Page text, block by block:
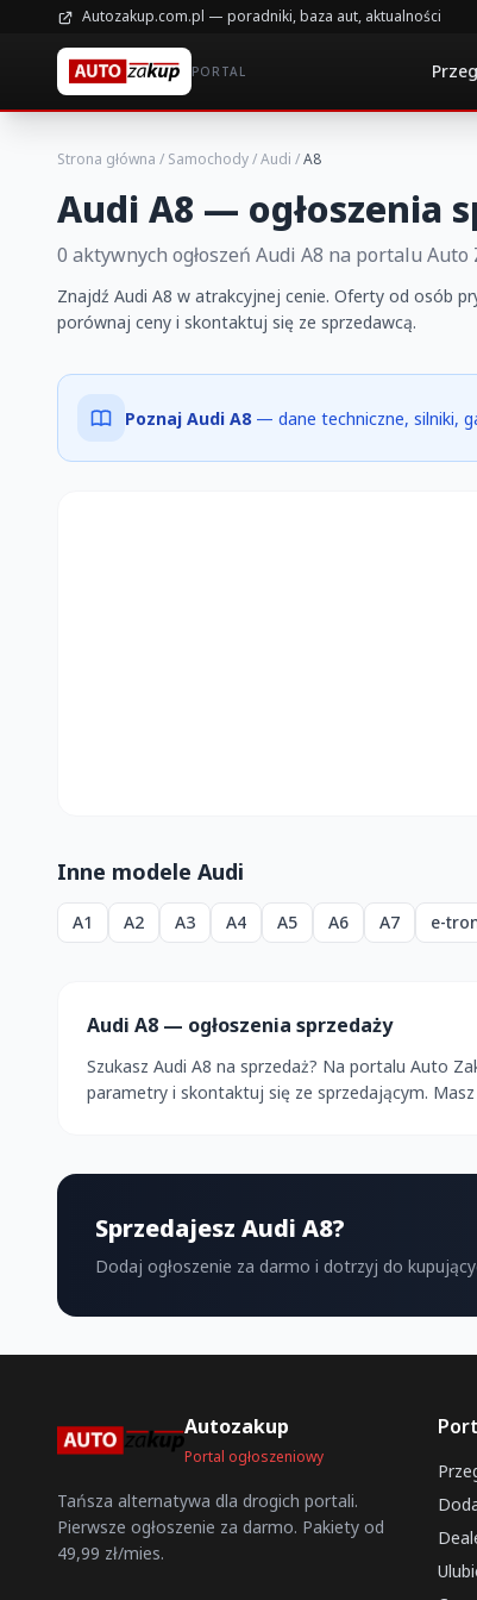
Autozakup.com.pl — poradniki, baza aut, aktualności
PORTAL
Strona główna / Samochody/Audi /A8
Audi A8 — ogłoszenia
0 aktywnych ogłoszeń Audi A8 na portalu Auto
Znajdź Audi A8 w atrakcyjnej cenie. Oferty od osób
porównaj ceny i skontaktuj się ze sprzedawcą.
Poznaj Audi A8 — dane techniczne, silniki,
Inne modele Audi
A1 A2 A3 A4 A5 A6 A7 e-
Audi A8 — ogłoszenia sprzedaży
Szukasz Audi A8 na sprzedaż? Na portalu Auto
parametry i skontaktuj się ze sprzedającym.
Sprzedajesz Audi A8?
Dodaj ogłoszenie za darmo i dotrzyj do
Autozakup
Portal ogłoszeniowy
Tańsza alternatywa dla drogich portali.
Pierwsze ogłoszenie za darmo. Pakiety od
49,99 zł/mies.